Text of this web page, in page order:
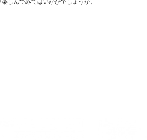
しんでみてはいかがでしょうか。